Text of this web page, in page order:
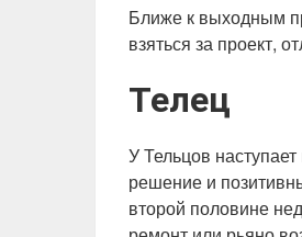
Ближе к выходным
взяться за проект,
Телец
У Тельцов
решение и
второй половине